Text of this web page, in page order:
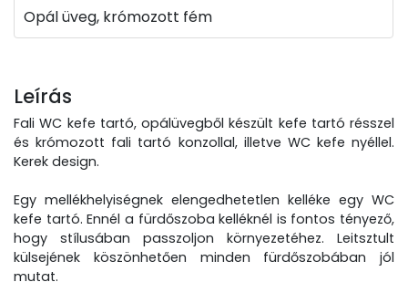
Opál üveg, krómozott fém
Leírás
Fali WC kefe tartó, opálüvegből készült kefe tartó résszel
és krómozott fali tartó konzollal, illetve WC kefe nyéllel.
Kerek design.
Egy mellékhelyiségnek elengedhetetlen kelléke egy WC
kefe tartó. Ennél a fürdőszoba kelléknél is fontos tényező,
hogy stílusában passzoljon környezetéhez. Leitsztult
külsejének köszönhetően minden fürdőszobában jól
mutat.